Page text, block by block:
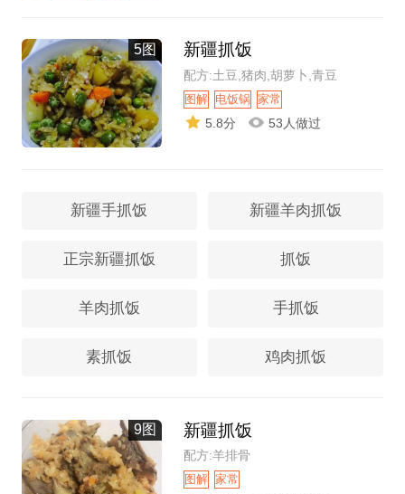
5图 新疆抓饭
配方:土豆,猪肉,胡萝卜,青豆
图解 电饭锅 家常
5.8分 53人做过
新疆手抓饭 新疆羊肉抓饭
正宗新疆抓饭 抓饭
羊肉抓饭 手抓饭
素抓饭 鸡肉抓饭
9图 新疆抓饭
配方:羊排骨
图解 家常